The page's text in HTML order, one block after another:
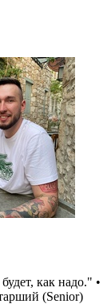
как надо." •
(Senior)